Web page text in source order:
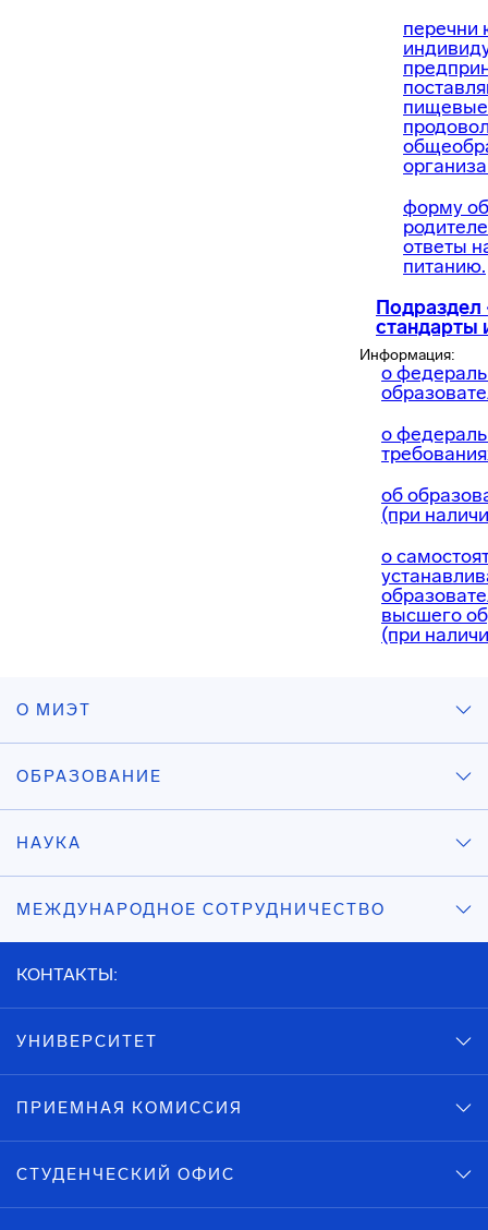
перечни
пищевые
форму
ответы
питанию.
Подраздел
стандарты
Информация:
о
о
об
(при
о
высшего
(при
О МИЭТ
ОБРАЗОВАНИЕ
НАУКА
МЕЖДУНАРОДНОЕ СОТРУДНИЧЕСТВО
КОНТАКТЫ:
УНИВЕРСИТЕТ
ПРИЕМНАЯ КОМИССИЯ
СТУДЕНЧЕСКИЙ ОФИС